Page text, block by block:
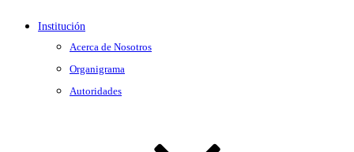
Institución
Acerca de Nosotros
Organigrama
Autoridades